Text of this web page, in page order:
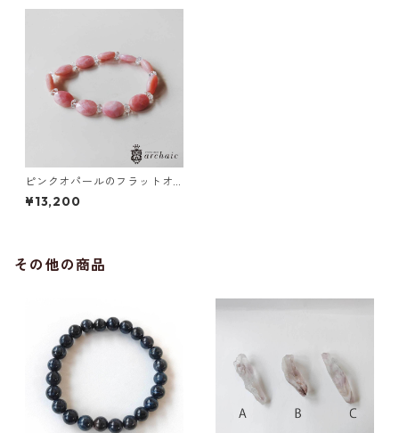
ピンクオパールのフラットオ
ーバルブレスレット
¥13,200
その他の商品